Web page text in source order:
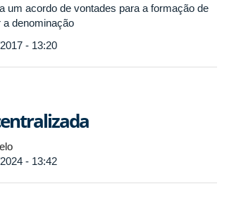
um acordo de vontades para a formação de
denominação
- 13:20
- 13:42